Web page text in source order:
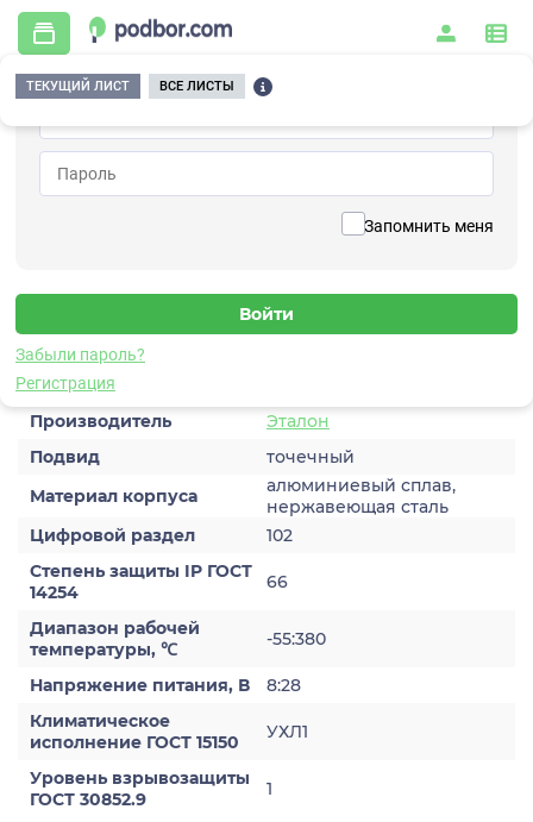
Запомнить меня
Забыли пароль?
Регистрация
ТЕКУЩИЙ ЛИСТ ВСЕ ЛИСТЫ
Главная / Охранно-пожарная сигнализация / Извещатели пожарные /
Тепловые / ИП102-1В
Характеристики
Производитель
Эталон
Подвид
точечный
Материал корпуса
алюминиевый сплав,
нержавеющая сталь
Цифровой раздел
102
Степень защиты IP ГОСТ
14254
66
Диапазон рабочей
температуры, ℃
-55:380
Напряжение питания, В
8:28
Климатическое
исполнение ГОСТ 15150
УХЛ1
Уровень взрывозащиты
ГОСТ 30852.9
1